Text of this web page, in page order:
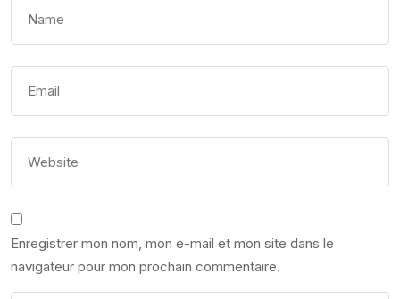
Enregistrer mon nom, mon e-mail et mon site dans le
navigateur pour mon prochain commentaire.